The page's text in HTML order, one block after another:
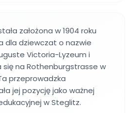
założona w 1904 roku
dla dziewczat o nazwie
Victoria-Lyzeum i
się na Rothenburgstrasse w
przeprowadzka
jej pozycję jako ważnej
w Steglitz.